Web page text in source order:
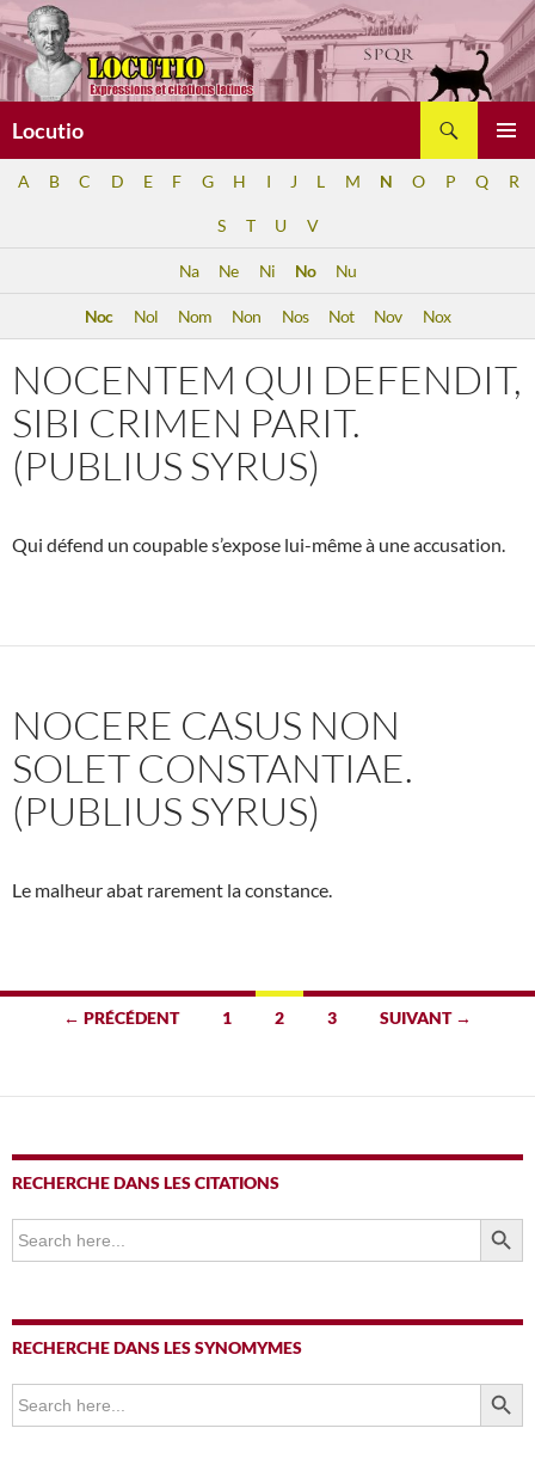
Aller
au
contenu
Locutio
A B C D E F G H I J L M N O P Q R
S T U V
Na Ne Ni No Nu
Noc Nol Nom Non Nos Not Nov Nox
NOCENTEM QUI DEFENDIT,
SIBI CRIMEN PARIT.
(PUBLIUS SYRUS)
Qui défend un coupable s’expose lui-même à une accusation.
NOCERE CASUS NON
SOLET CONSTANTIAE.
(PUBLIUS SYRUS)
Le malheur abat rarement la constance.
Navigation
articles
← PRÉCÉDENT 1 2 3 SUIVANT →
RECHERCHE DANS LES CITATIONS
Search
for:
SEARCH
RECHERCHE DANS LES SYNOMYMES
Search
for:
SEARCH